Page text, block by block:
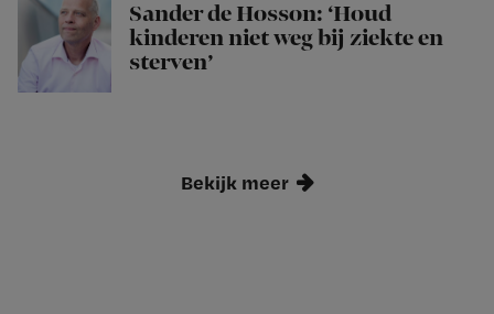
Sander de Hosson: ‘Houd
kinderen niet weg bij ziekte en
sterven’
Bekijk meer